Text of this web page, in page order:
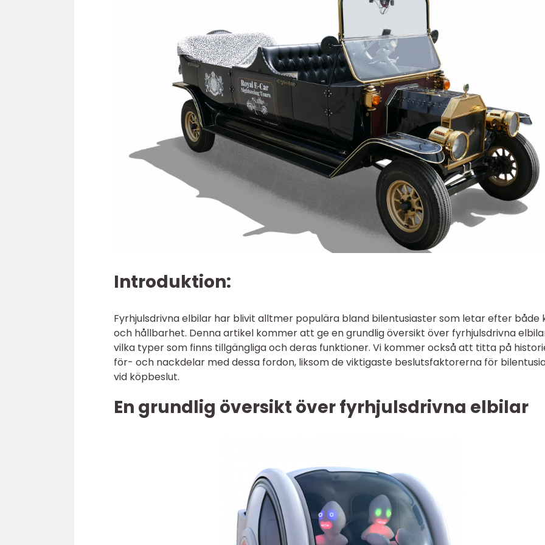
Introduktion:
Fyrhjulsdrivna elbilar har blivit alltmer populära bland bilentusiaster som letar efter både
och hållbarhet. Denna artikel kommer att ge en grundlig översikt över fyrhjulsdrivna
vilka typer som finns tillgängliga och deras funktioner. Vi kommer också att titta på
för- och nackdelar med dessa fordon, liksom de viktigaste beslutsfaktorerna för
vid köpbeslut.
En grundlig översikt över fyrhjulsdrivna elbilar